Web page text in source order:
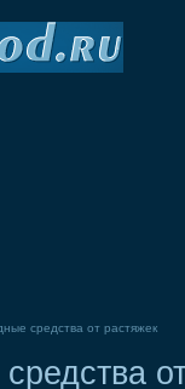
средства от растяжек